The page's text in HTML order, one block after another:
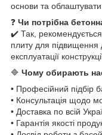
основи та
❓ Чи потрібна
✔️ Так,
плиту для підвищення
експлуатації
🔷 Чому обирають
• Професійний підбір
• Консультація щодо
• Доставка по всій
• Гарантія якості